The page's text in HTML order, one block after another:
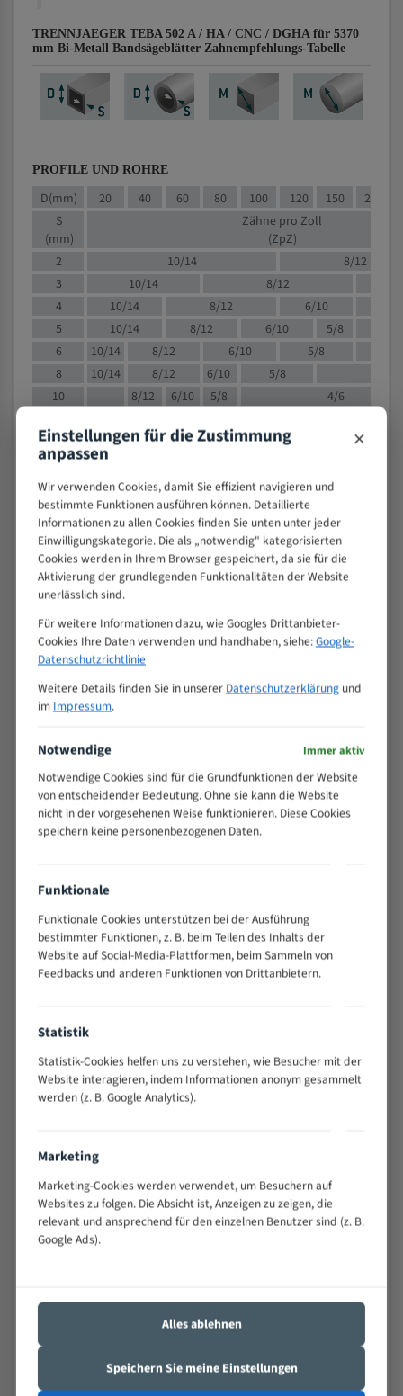
TRENNJAEGER TEBA 502 A / HA / CNC / DGHA für 5370
mm Bi-Metall Bandsägeblätter Zahnempfehlungs-Tabelle
PROFILE UND ROHRE
D(mm) 20 40 60 80 100 120 150 200
S
(mm)
Zähne pro Zoll
(ZpZ)
2
10/14
8/12
3
10/14 8/12
4
10/14 8/12 6/10
5
10/14 8/12 6/10
5/8
6
10/14 8/12 6/10
5/8
8
10/14 8/12 6/10 5/8
10
8/12 6/10 5/8
4/6
15
8/12 6/10
4/5
20
30
4/5
50
80
> 100
VOLLMATERIAL
M (mm)
Zähne pro
Zoll (ZpZ))
>
10/14
15 - 40
35 - 70
80 - 180
3/4
130 -
350
2/3
200 -
600
> 500
0,75/1,25
Vorteile:
Widerstandsfähig gegen Zahnbruch auch bei
schwierigen Werkstücken (Materialmischung,
wechselnde Verbindungslängen)
Sehr geringe Vibration
Positiver Spanwinkel
Bandkörper aus hochlegiertem Federstahl
Nichteisenmetalle
Einstellungen für die Zustimmung
anpassen ×
Wir verwenden Cookies, damit Sie effizient navigieren und
bestimmte Funktionen ausführen können. Detaillierte
Informationen zu allen Cookies finden Sie unten unter jeder
Einwilligungskategorie. Die als „notwendig" kategorisierten
Cookies werden in Ihrem Browser gespeichert, da sie für die
Aktivierung der grundlegenden Funktionalitäten der Website
unerlässlich sind.
Für weitere Informationen dazu, wie Googles Drittanbieter-
Cookies Ihre Daten verwenden und handhaben, siehe:Google-
Datenschutzrichtlinie
Weitere Details finden Sie in unserer Datenschutzerklärungund
im Impressum.
Notwendige Immer aktiv
Notwendige Cookies sind für die Grundfunktionen der Website
von entscheidender Bedeutung. Ohne sie kann die Website
nicht in der vorgesehenen Weise funktionieren. Diese Cookies
speichern keine personenbezogenen Daten.
Funktionale
Funktionale Cookies unterstützen bei der Ausführung
bestimmter Funktionen, z. B. beim Teilen des Inhalts der
Website auf Social-Media-Plattformen, beim Sammeln von
Feedbacks und anderen Funktionen von Drittanbietern.
Statistik
Statistik-Cookies helfen uns zu verstehen, wie Besucher mit der
Website interagieren, indem Informationen anonym gesammelt
werden (z. B. Google Analytics).
Marketing
Marketing-Cookies werden verwendet, um Besuchern auf
Websites zu folgen. Die Absicht ist, Anzeigen zu zeigen, die
relevant und ansprechend für den einzelnen Benutzer sind (z. B.
Google Ads).
Alles ablehnen
Speichern Sie meine Einstellungen